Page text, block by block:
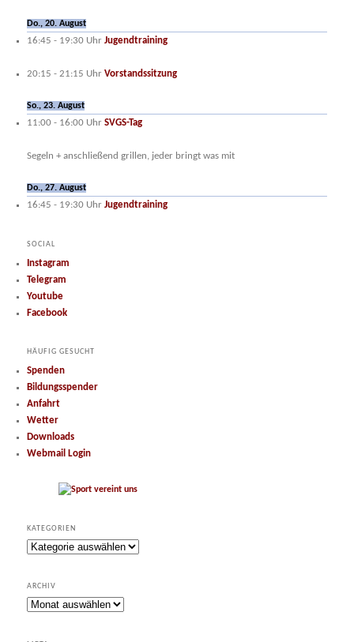
Do., 20. August
16:45 - 19:30 UhrJugendtraining
20:15 -21:15 UhrVorstandssitzung
So., 23. August
11:00 - 16:00 UhrSVGS-Tag
Segeln + anschließend grillen, jeder bringt was mit
Do., 27. August
16:45 - 19:30 UhrJugendtraining
SOCIAL
Instagram
Telegram
Youtube
Facebook
HÄUFIG GESUCHT
Spenden
Bildungsspender
Anfahrt
Wetter
Downloads
Webmail Login
KATEGORIEN
Kategorien
ARCHIV
Archiv